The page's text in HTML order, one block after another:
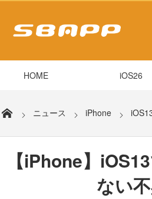
HOME iOS26
ニュース iPhone
【iPhone】
ない